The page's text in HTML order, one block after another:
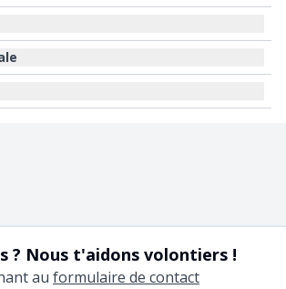
? Nous t'aidons volontiers !
au formulaire de contact